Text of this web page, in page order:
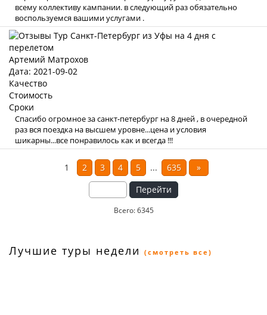
всему коллективу кампании. в следующий раз обязательно
воспользуемся вашими услугами .
Артемий Матрохов
Дата: 2021-09-02
Качество
Стоимость
Сроки
Спасибо огромное за санкт-петербург на 8 дней , в очередной
раз вся поездка на высшем уровне...цена и условия
шикарны...все понравилось как и всегда !!!
1 2 3 4 5 ... 635
»
Перейти
Всего: 6345
Лучшие туры недели (смотреть все)